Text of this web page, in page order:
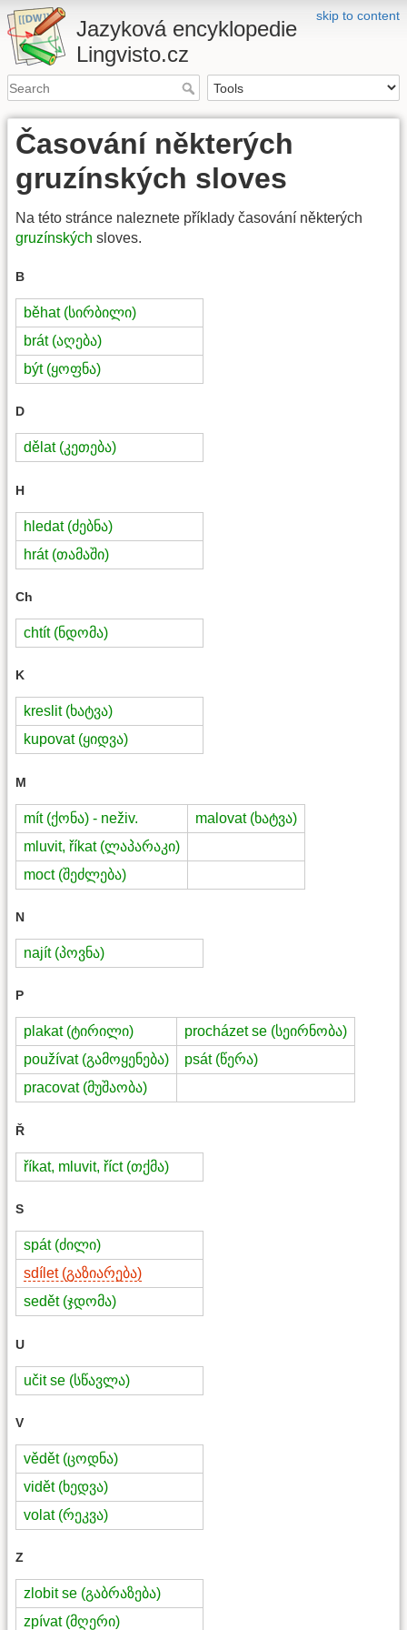
skip to content
Jazyková encyklopedie
Lingvisto.cz
Časování některých
gruzínských sloves
Na této stránce naleznete příklady časování některých
gruzínských sloves.
B
běhat (სირბილი)
brát (აღება)
být (ყოფნა)
D
dělat (კეთება)
H
hledat (ძებნა)
hrát (თამაში)
Ch
chtít (ნდომა)
K
kreslit (ხატვა)
kupovat (ყიდვა)
M
mít (ქონა) - neživ.
malovat (ხატვა)
mluvit, říkat (ლაპარაკი)
moct (შეძლება)
N
najít (პოვნა)
P
plakat (ტირილი)
procházet se (სეირნობა)
používat (გამოყენება)
psát (წერა)
pracovat (მუშაობა)
Ř
říkat, mluvit, říct (თქმა)
S
spát (ძილი)
sdílet (გაზიარება)
sedět (ჯდომა)
U
učit se (სწავლა)
V
vědět (ცოდნა)
vidět (ხედვა)
volat (რეკვა)
Z
zlobit se (გაბრაზება)
zpívat (მღერი)